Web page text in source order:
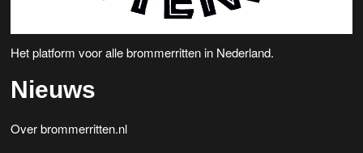
Het platform voor alle brommerritten in Nederland.
Nieuws
Over brommerritten.nl